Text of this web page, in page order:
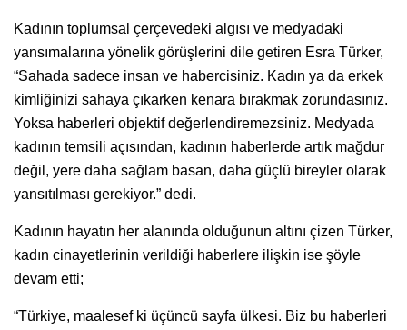
Kadının toplumsal çerçevedeki algısı ve medyadaki
yansımalarına yönelik görüşlerini dile getiren Esra Türker,
“Sahada sadece insan ve habercisiniz. Kadın ya da erkek
kimliğinizi sahaya çıkarken kenara bırakmak zorundasınız.
Yoksa haberleri objektif değerlendiremezsiniz. Medyada
kadının temsili açısından, kadının haberlerde artık mağdur
değil, yere daha sağlam basan, daha güçlü bireyler olarak
yansıtılması gerekiyor.” dedi.
Kadının hayatın her alanında olduğunun altını çizen Türker,
kadın cinayetlerinin verildiği haberlere ilişkin ise şöyle
devam etti;
“Türkiye, maalesef ki üçüncü sayfa ülkesi. Biz bu haberleri